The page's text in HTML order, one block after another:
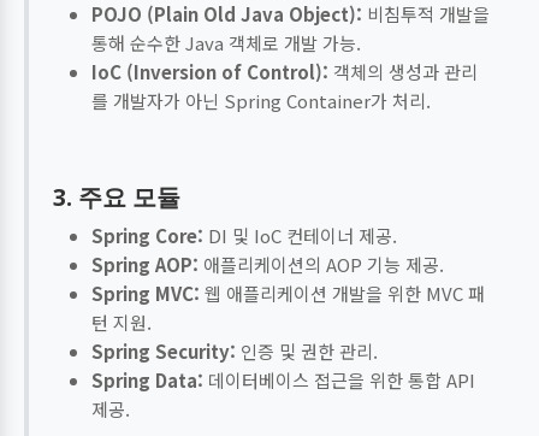
POJO (Plain Old Java Object): 비침투적 개발을
통해 순수한 Java 객체로 개발 가능.
IoC (Inversion of Control): 객체의 생성과 관리
를 개발자가 아닌 Spring Container가 처리.
3. 주요 모듈
Spring Core: DI 및 IoC 컨테이너 제공.
Spring AOP: 애플리케이션의 AOP 기능 제공.
Spring MVC: 웹 애플리케이션 개발을 위한 MVC 패
턴 지원.
Spring Security: 인증 및 권한 관리.
Spring Data: 데이터베이스 접근을 위한 통합 API
제공.